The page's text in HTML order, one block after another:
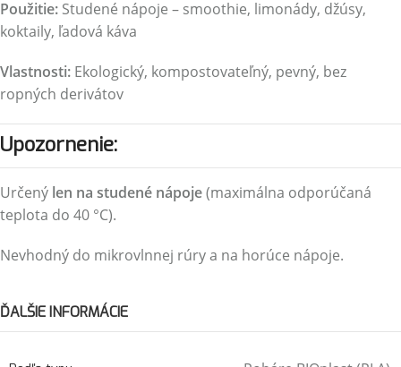
Použitie: Studené nápoje – smoothie, limonády, džúsy,
koktaily, ľadová káva
Vlastnosti: Ekologický, kompostovateľný, pevný, bez
ropných derivátov
Upozornenie:
Určený len na studené nápoje(maximálna odporúčaná
teplota do 40 °C).
Nevhodný do mikrovlnnej rúry a na horúce nápoje.
ĎALŠIE INFORMÁCIE